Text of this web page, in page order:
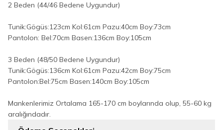
2 Beden (44/46 Bedene Uygundur)
Tunik:Gögüs:123cm Kol:61cm Pazu:40cm Boy:73cm
Pantolon: Bel:70cm Basen:136cm Boy:105cm
3 Beden (48/50 Bedene Uygundur)
Tunik:Gögüs:136cm Kol:61cm Pazu:42cm Boy:75cm
Pantolon:Bel:75cm Basen:140cm Boy:105cm
Mankenlerimiz Ortalama 165-170 cm boylarında olup, 55-60 kg
aralığındadır.